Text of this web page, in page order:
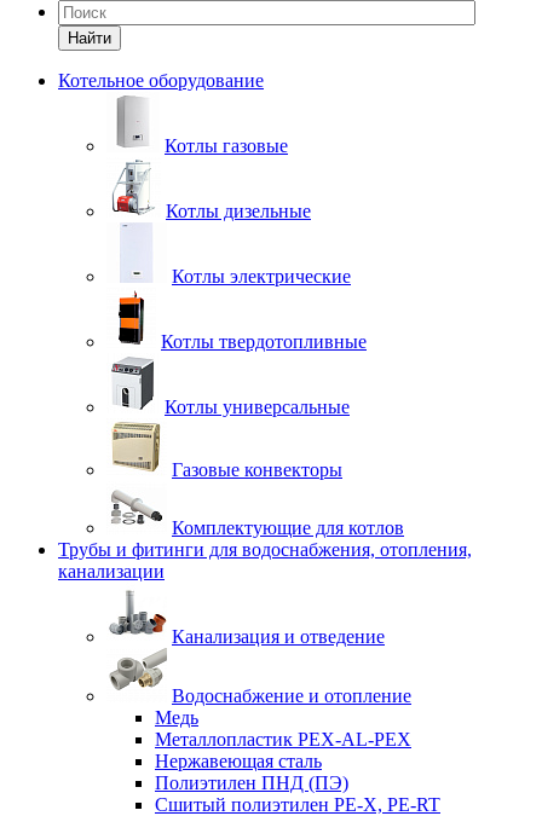
Найти
Котельное оборудование
Котлы газовые
Котлы дизельные
Котлы электрические
Котлы твердотопливные
Котлы универсальные
Газовые конвекторы
Комплектующие для котлов
Трубы и фитинги для водоснабжения, отопления,
канализации
Канализация и отведение
Водоснабжение и отопление
Медь
Металлопластик PEX-AL-PEX
Нержавеющая сталь
Полиэтилен ПНД (ПЭ)
Сшитый полиэтилен PE-X, PE-RT